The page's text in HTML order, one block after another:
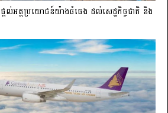
តល់អត្ថប្រយោជន៍យ៉ាងធំធេង ដល់សេដ្ឋកិច្ចជាតិ និង